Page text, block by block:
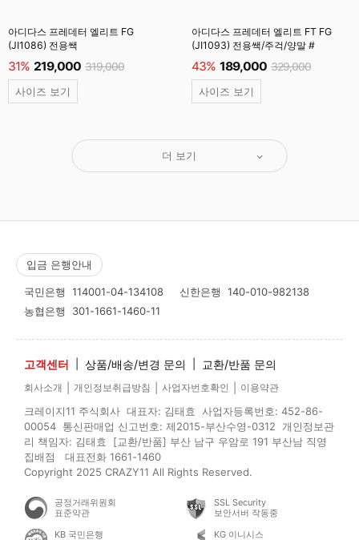
아디다스 프레데터 엘리트 FG
(JI1086) 전용쌕
31% 219,000 319,000
사이즈 보기
아디다스 프레데터 엘리트 FT FG
(JI1093) 전용쌕/주걱/양말 #
43% 189,000 329,000
사이즈 보기
더 보기
입금 은행안내
국민은행 114001-04-134108 신한은행 140-010-982138
농협은행 301-1661-1460-11
고객센터 상품/배송/변경 문의 교환/반품 문의
회사소개 개인정보취급방침 사업자번호확인 이용약관
크레이지11 주식회사 대표자: 김태효 사업자등록번호: 452-86-
00054 통신판매업 신고번호: 제2015-부산수영-0312 개인정보관
리 책임자: 김태효 [교환/반품] 부산 남구 우암로 191 부산남 직영
집배점 대표전화 1661-1460
Copyright 2025 CRAZY11 All Rights Reserved.
공정거래위원회
표준약관
SSL Security
보안서버 작동중
KB 국민은행
KG 이니시스